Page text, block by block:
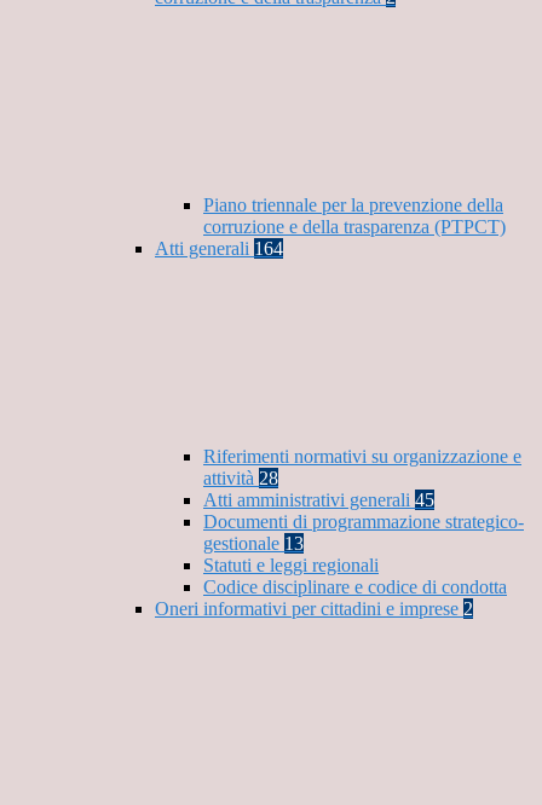
Piano triennale per la prevenzione della
corruzione e della trasparenza (PTPCT)
Atti generali 164
Riferimenti normativi su organizzazione e
attività 28
Atti amministrativi generali 45
Documenti di programmazione strategico-
gestionale 13
Statuti e leggi regionali
Codice disciplinare e codice di condotta
Oneri informativi per cittadini e imprese 2